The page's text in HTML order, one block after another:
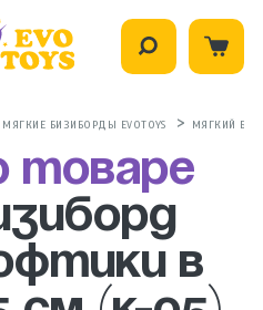
МЯГКИЕ БИЗИБОРДЫ EVOTOYS МЯГКИЙ
товаре
в